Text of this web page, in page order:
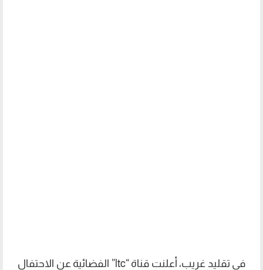
في تقليد غريب، أعلنت قناة “ltc” الفضائية عن الاحتفال